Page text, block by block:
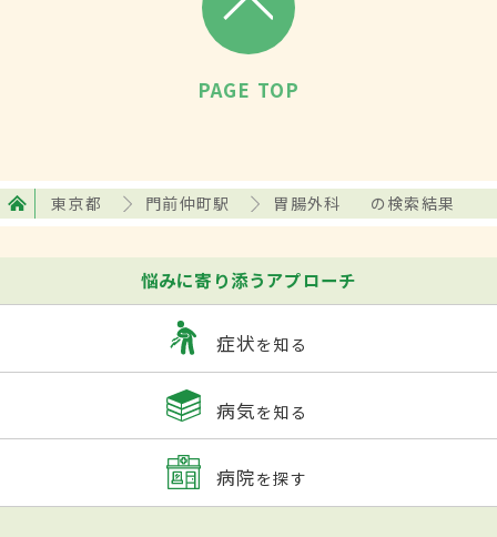
PAGE TOP
東京都 門前仲町駅 胃腸外科 の検索結果
悩みに寄り添うアプローチ
症状を知る
病気を知る
病院を探す